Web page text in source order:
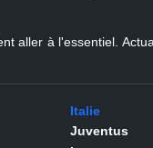
aller à l'essentiel.
Italie
Juventus